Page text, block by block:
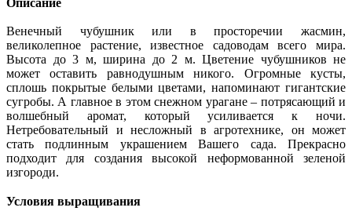
Венечный чубушник или в просторечии жасмин,
великолепное растение, известное садоводам всего мира.
Высота до 3 м, ширина до 2 м. Цветение чубушников не
может оставить равнодушным никого. Огромные кусты,
сплошь покрытые белыми цветами, напоминают гигантские
сугробы. А главное в этом снежном урагане – потрясающий и
волшебный аромат, который усиливается к ночи.
Нетребовательный и несложный в агротехнике, он может
стать подлинным украшением Вашего сада. Прекрасно
подходит для создания высокой неформованной зеленой
изгороди.
Условия выращивания